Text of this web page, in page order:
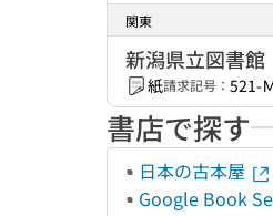
関東
新潟県立図書館
紙請求記号： 521-
書店で探す
日本の古本屋
Google Book